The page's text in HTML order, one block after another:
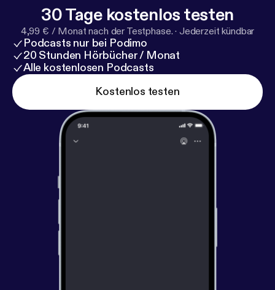
30 Tage kostenlos testen
4,99 € / Monat nach der Testphase. · Jederzeit kündbar
Podcasts nur bei Podimo
20 Stunden Hörbücher / Monat
Alle kostenlosen Podcasts
Kostenlos testen